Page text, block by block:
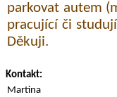
parkovat autem
pracující či
Děkuji.
Kontakt:
Martina